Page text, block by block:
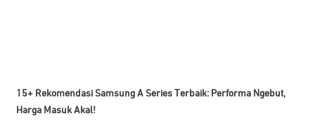
15+ Rekomendasi Samsung A Series Terbaik: Performa Ngebut,
Harga Masuk Akal!